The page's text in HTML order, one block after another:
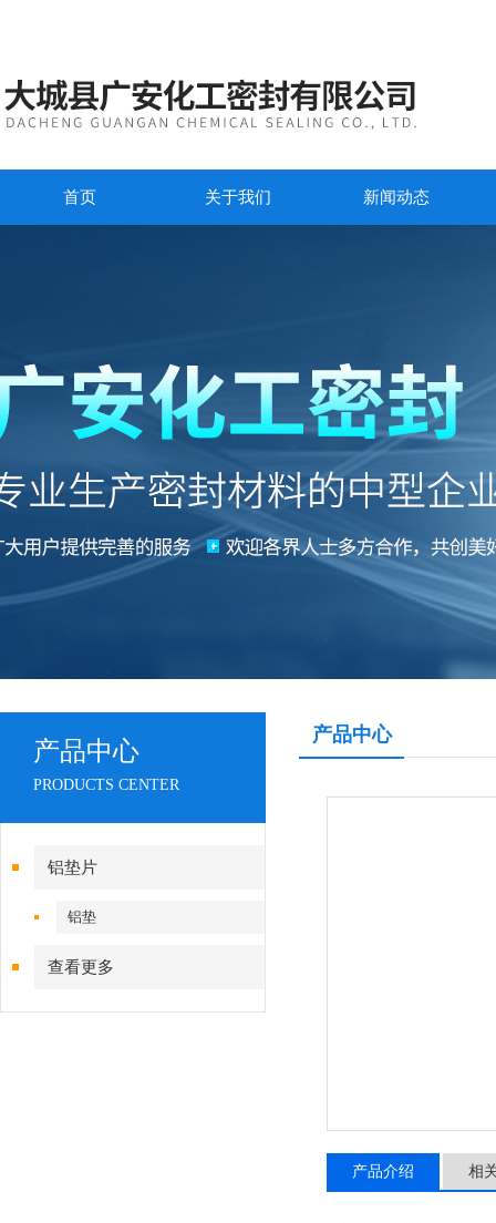
首页 关于我们 新闻动态
产品中心
PRODUCTS CENTER
铝垫片
铝垫
查看更多
产品中心
产品介绍 相